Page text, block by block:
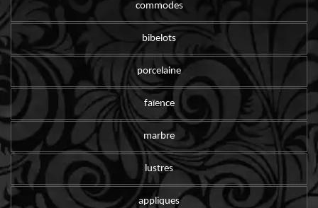
commodes
bibelots
porcelaine
faïence
marbre
lustres
appliques